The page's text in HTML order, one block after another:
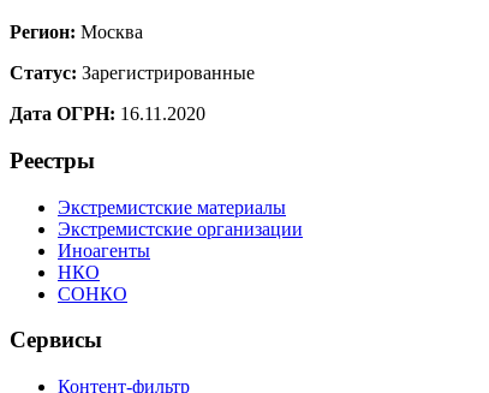
Регион: Москва
Статус: Зарегистрированные
Дата ОГРН: 16.11.2020
Реестры
Экстремистские материалы
Экстремистские организации
Иноагенты
НКО
СОНКО
Сервисы
Контент-фильтр